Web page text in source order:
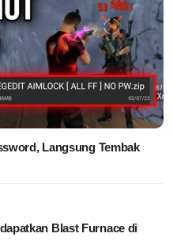
Langsung Tembak
Blast Furnace di